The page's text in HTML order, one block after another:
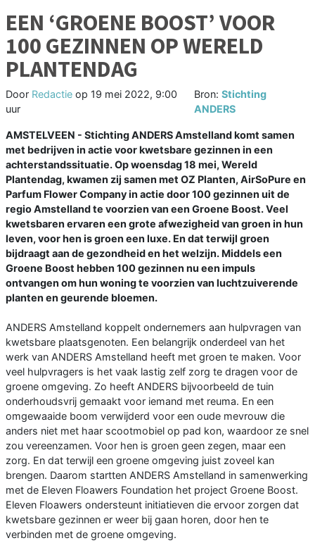
EEN ‘GROENE BOOST’ VOOR
100 GEZINNEN OP WERELD
PLANTENDAG
Door Redactie op 19 mei 2022, 9:00
uur
Bron: Stichting
ANDERS
AMSTELVEEN - Stichting ANDERS Amstelland komt samen
met bedrijven in actie voor kwetsbare gezinnen in een
achterstandssituatie. Op woensdag 18 mei, Wereld
Plantendag, kwamen zij samen met OZ Planten, AirSoPure en
Parfum Flower Company in actie door 100 gezinnen uit de
regio Amstelland te voorzien van een Groene Boost. Veel
kwetsbaren ervaren een grote afwezigheid van groen in hun
leven, voor hen is groen een luxe. En dat terwijl groen
bijdraagt aan de gezondheid en het welzijn. Middels een
Groene Boost hebben 100 gezinnen nu een impuls
ontvangen om hun woning te voorzien van luchtzuiverende
planten en geurende bloemen.
ANDERS Amstelland koppelt ondernemers aan hulpvragen van
kwetsbare plaatsgenoten. Een belangrijk onderdeel van het
werk van ANDERS Amstelland heeft met groen te maken. Voor
veel hulpvragers is het vaak lastig zelf zorg te dragen voor de
groene omgeving. Zo heeft ANDERS bijvoorbeeld de tuin
onderhoudsvrij gemaakt voor iemand met reuma. En een
omgewaaide boom verwijderd voor een oude mevrouw die
anders niet met haar scootmobiel op pad kon, waardoor ze snel
zou vereenzamen. Voor hen is groen geen zegen, maar een
zorg. En dat terwijl een groene omgeving juist zoveel kan
brengen. Daarom startten ANDERS Amstelland in samenwerking
met de Eleven Floawers Foundation het project Groene Boost.
Eleven Floawers ondersteunt initiatieven die ervoor zorgen dat
kwetsbare gezinnen er weer bij gaan horen, door hen te
verbinden met de groene omgeving.